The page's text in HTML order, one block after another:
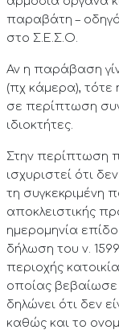
παραβάτη –
στο Σ.Ε.Σ.Ο.
Αν η παράβαση
(πχ κάμερα), τότε
σε περίπτωση
ιδιοκτήτες.
Στην περίπτωση
ισχυριστεί ότι
τη συγκεκριμένη
αποκλειστικής
ημερομηνία
δήλωση του ν.
περιοχής
οποίας
δηλώνει ότι δεν
καθώς και το